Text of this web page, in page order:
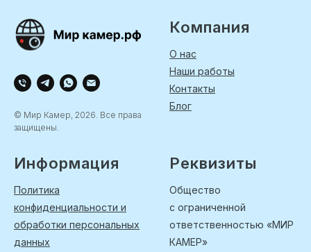
© Мир Камер, 2026. Все права
защищены.
Компания
О нас
Наши работы
Контакты
Блог
Информация
Политика
конфиденциальности и
обработки персональных
данных
Реквизиты
Общество
с ограниченной
ответственностью «МИР
КАМЕР»